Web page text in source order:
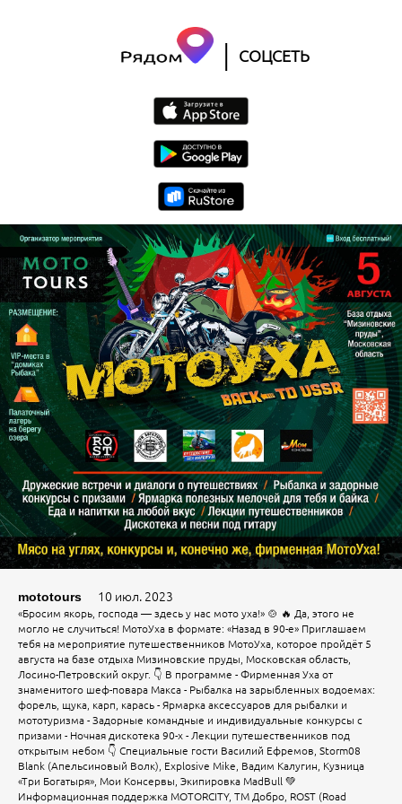
| СОЦСЕТЬ
mototours 10 июл. 2023
«Бросим якорь, господа — здесь у нас мото уха!» 🍲 🔥 Да, этого не
могло не случиться! МотоУха в формате: «Назад в 90-е» Приглашаем
тебя на мероприятие путешественников МотоУха, которое пройдёт 5
августа на базе отдыха Мизиновские пруды, Московская область,
Лосино-Петровский округ. 👇 В программе - Фирменная Уха от
знаменитого шеф-повара Макса - Рыбалка на зарыбленных водоемах:
форель, щука, карп, карась - Ярмарка аксессуаров для рыбалки и
мототуризма - Задорные командные и индивидуальные конкурсы с
призами - Ночная дискотека 90-х - Лекции путешественников под
открытым небом 👇 Специальные гости Василий Ефремов, Storm08
Blank (Апельсиновый Волк), Explosive Mike, Вадим Калугин, Кузница
«Три Богатыря», Мои Консервы, Экипировка MadBull 💚
Информационная поддержка MOTORCITY, ТМ Добро, ROST (Road